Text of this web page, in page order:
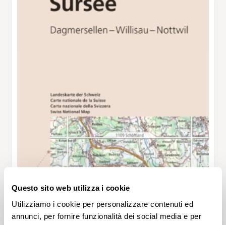
Questo sito web utilizza i cookie
Utilizziamo i cookie per personalizzare contenuti ed
annunci, per fornire funzionalità dei social media e per